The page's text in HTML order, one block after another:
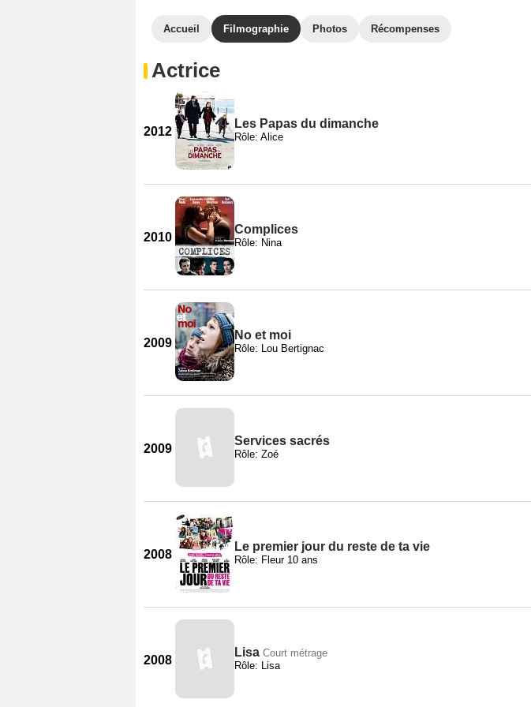
Accueil Filmographie Photos Récompenses
Actrice
2012
Les Papas du dimanche
Rôle: Alice
2010
Complices
Rôle: Nina
2009
No et moi
Rôle: Lou Bertignac
2009
Services sacrés
Rôle: Zoé
2008
Le premier jour du reste de ta vie
Rôle: Fleur 10 ans
2008
Lisa Court métrage
Rôle: Lisa